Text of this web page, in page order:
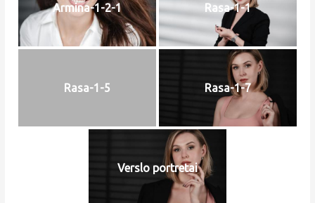
Armina-1-2-1 Rasa-1-1
Rasa-1-5 Rasa-1-7
Verslo portretai